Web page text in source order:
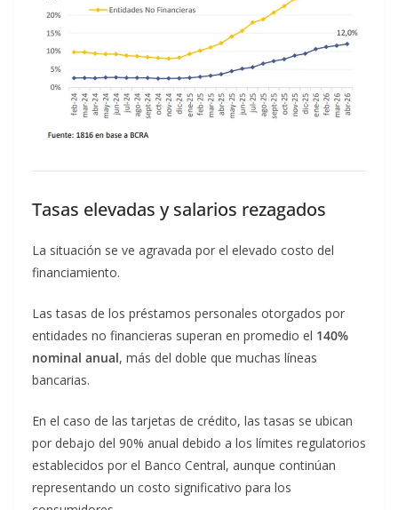
Tasas elevadas y salarios rezagados
La situación se ve agravada por el elevado costo del
financiamiento.
Las tasas de los préstamos personales otorgados por
entidades no financieras superan en promedio el 140%
nominal anual, más del doble que muchas líneas
bancarias.
En el caso de las tarjetas de crédito, las tasas se ubican
por debajo del 90% anual debido a los límites regulatorios
establecidos por el Banco Central, aunque continúan
representando un costo significativo para los